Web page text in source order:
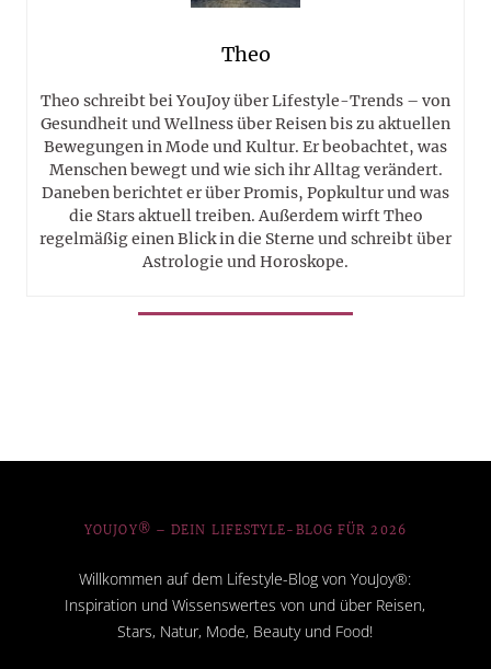
Theo
Theo schreibt bei YouJoy über Lifestyle-Trends – von
Gesundheit und Wellness über Reisen bis zu aktuellen
Bewegungen in Mode und Kultur. Er beobachtet, was
Menschen bewegt und wie sich ihr Alltag verändert.
Daneben berichtet er über Promis, Popkultur und was
die Stars aktuell treiben. Außerdem wirft Theo
regelmäßig einen Blick in die Sterne und schreibt über
Astrologie und Horoskope.
YOUJOY® – DEIN LIFESTYLE-BLOG FÜR 2026
Willkommen auf dem Lifestyle-Blog von YouJoy®:
Inspiration und Wissenswertes von und über Reisen,
Stars, Natur, Mode, Beauty und Food!